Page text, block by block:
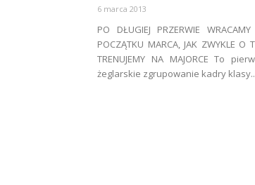
6 marca 2013
PO DŁUGIEJ PRZERWIE
POCZĄTKU MARCA, JAK ZWYKLE O
TRENUJEMY NA MAJORCE To
żeglarskie zgrupowanie kadry